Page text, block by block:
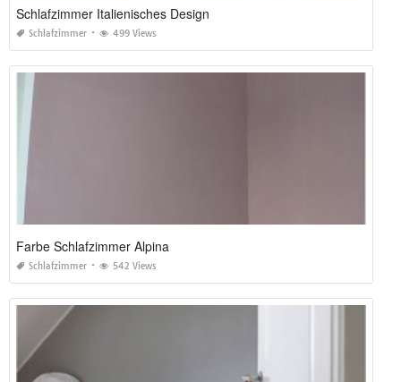
Schlafzimmer Italienisches Design
Schlafzimmer 499 Views
Farbe Schlafzimmer Alpina
Schlafzimmer 542 Views